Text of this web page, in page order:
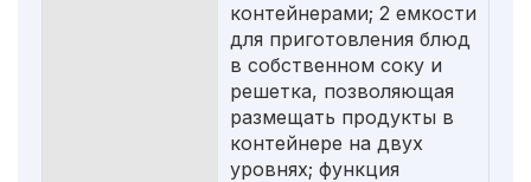
контейнерами; 2 емкости
для приготовления блюд
в собственном соку и
решетка, позволяющая
размещать продукты в
контейнере на двух
уровнях; функция